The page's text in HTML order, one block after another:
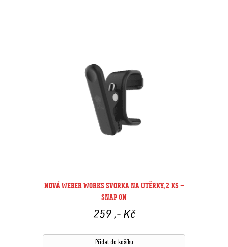
NOVÁ WEBER WORKS SVORKA NA UTĚRKY, 2 KS –
SNAP ON
259 ,- Kč
Přidat do košíku